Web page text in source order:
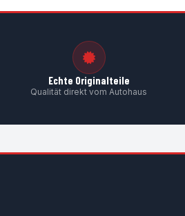
Echte Originalteile
Qualität direkt vom Autohaus